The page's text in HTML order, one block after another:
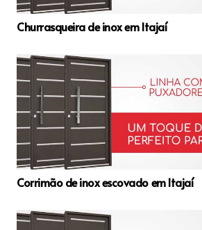
Churrasqueira de inox em Itajaí
Corrimão de inox escovado em Itajaí